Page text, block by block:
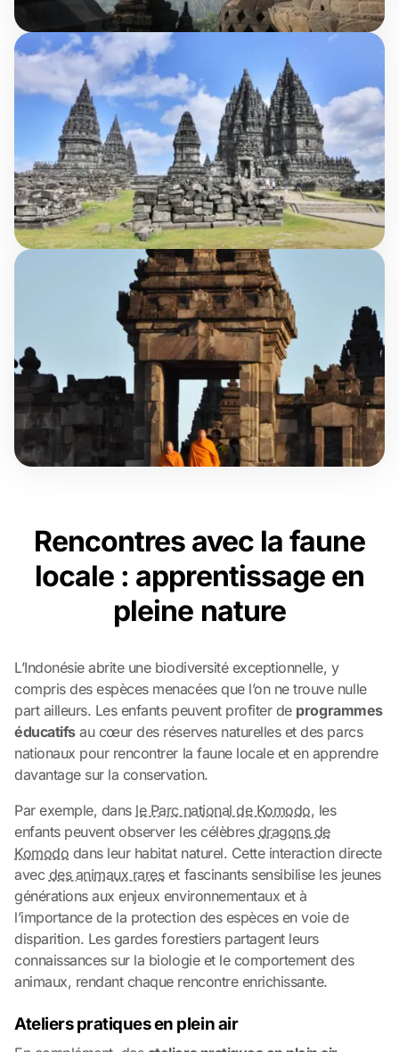
Rencontres avec la faune
locale : apprentissage en
pleine nature
L’Indonésie abrite une biodiversité exceptionnelle, y
compris des espèces menacées que l’on ne trouve nulle
part ailleurs. Les enfants peuvent profiter de programmes
éducatifsau cœur des réserves naturelles et des parcs
nationaux pour rencontrer la faune locale et en apprendre
davantage sur la conservation.
Par exemple, dans le Parc national de Komodo, les
enfants peuvent observer les célèbres dragons de
Komodo dans leur habitat naturel. Cette interaction directe
avec des animaux rareset fascinants sensibilise les jeunes
générations aux enjeux environnementaux et à
l’importance de la protection des espèces en voie de
disparition. Les gardes forestiers partagent leurs
connaissances sur la biologie et le comportement des
animaux, rendant chaque rencontre enrichissante.
Ateliers pratiques en plein air